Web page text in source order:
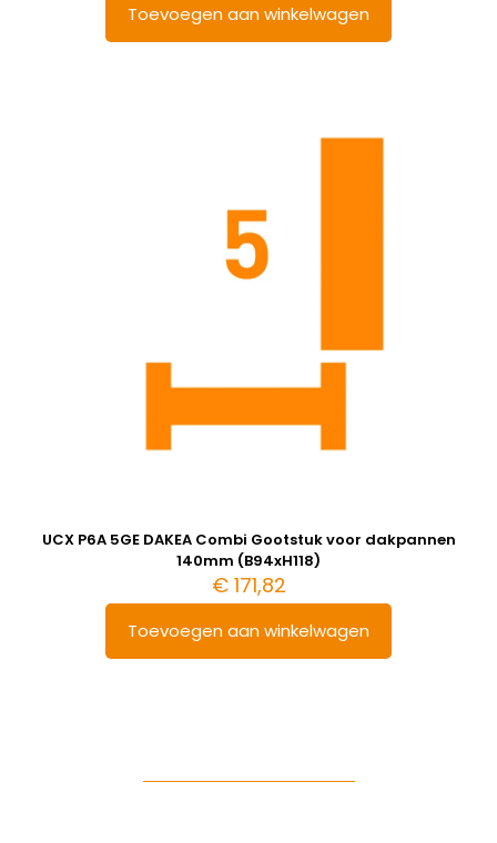
Toevoegen aan winkelwagen
UCX P6A 5GE DAKEA Combi Gootstuk voor dakpannen
140mm (B94xH118)
€171,82
Toevoegen aan winkelwagen